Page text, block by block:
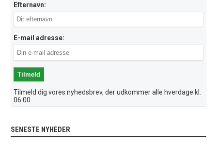
Efternavn:
E-mail adresse:
Tilmeld dig vores nyhedsbrev, der udkommer alle hverdage kl.
06:00
SENESTE NYHEDER